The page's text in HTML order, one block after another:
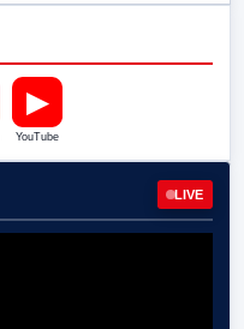
▶
YouTube
LIVE